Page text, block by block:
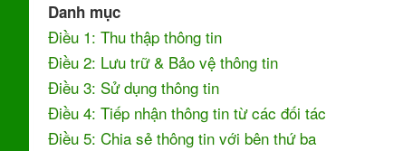
Danh mục
Điều 1: Thu thập thông tin
Điều 2: Lưu trữ & Bảo vệ thông tin
Điều 3: Sử dụng thông tin
Điều 4: Tiếp nhận thông tin từ các đối tác
Điều 5: Chia sẻ thông tin với bên thứ ba